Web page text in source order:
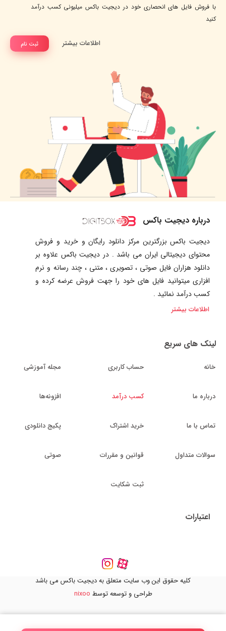
با فروش فایل های انحصاری خود در دیجیت باکس میلیونی کسب درآمد
کنید
ثبت نام اطلاعات بیشتر
درباره دیجیت باکس
دیجیت باکس بزرگترین مرکز دانلود رایگان و خرید و فروش
محتوای دیجیتالی ایران می باشد . در دیجیت باکس علاوه بر
دانلود هزاران فایل صوتی ، تصویری ، متنی ، چند رسانه و نرم
افزاری میتوانید فایل های خود را جهت فروش عرضه کرده و
کسب درآمد نمائید .
اطلاعات بیشتر
لینک های سریع
خانه
درباره ما
تماس با ما
سوالات متداول
حساب کاربری
کسب درآمد
خرید اشتراک
قوانین و مقررات
ثبت شکایت
مجله آموزشی
افزونه‌ها
پکیج دانلودی
صوتی
اعتبارات
کلیه حقوق این وب سایت متعلق به دیجیت باکس می باشد
طراحی و توسعه توسط nixoo